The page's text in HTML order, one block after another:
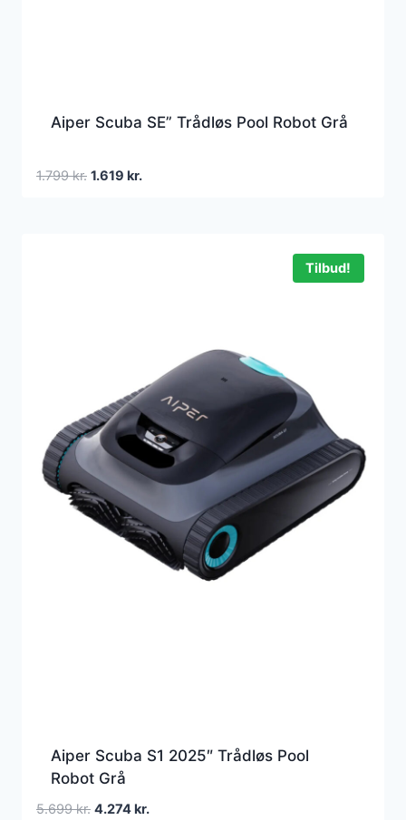
Aiper Scuba SE” Trådløs Pool Robot Grå
1.799kr. Den
1.619 kr.Den
Tilbud!
Aiper Scuba S1 2025″ Trådløs Pool
Robot Grå
5.699kr. Den
4.274 kr.Den